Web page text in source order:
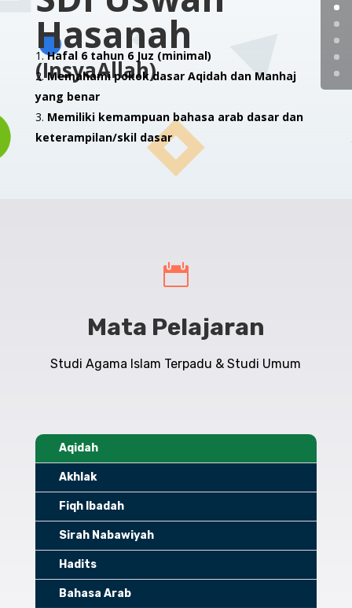
Hasanah
(InsyaAllah)
Hafal 6 tahun 6 Juz (minimal)
Memahami pokok dasar Aqidah dan Manhaj
yang benar
Memiliki kemampuan bahasa arab dasar dan
keterampilan/skil dasar

Mata Pelajaran
Studi Agama Islam Terpadu & Studi Umum
Aqidah
Akhlak
Fiqh Ibadah
Sirah Nabawiyah
Hadits
Bahasa Arab